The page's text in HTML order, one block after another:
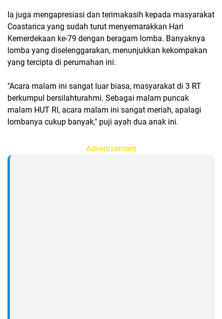
Ia juga mengapresiasi dan terimakasih kepada masyarakat
Coastarica yang sudah turut menyemarakkan Hari
Kemerdekaan ke-79 dengan beragam lomba. Banyaknya
lomba yang diselenggarakan, menunjukkan kekompakan
yang tercipta di perumahan ini.
"Acara malam ini sangat luar biasa, masyarakat di 3 RT
berkumpul bersilahturahmi. Sebagai malam puncak
malam HUT RI, acara malam ini sangat meriah, apalagi
lombanya cukup banyak," puji ayah dua anak ini.
Advertisement